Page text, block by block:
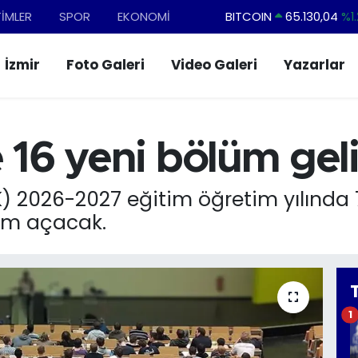
SPOR EKONOMİ DOLAR 47,7106
İzmir Foto Galeri Video Galeri Yazarlar
yeni bölüm
2026-2027 eğitim öğretim
açacak.
1